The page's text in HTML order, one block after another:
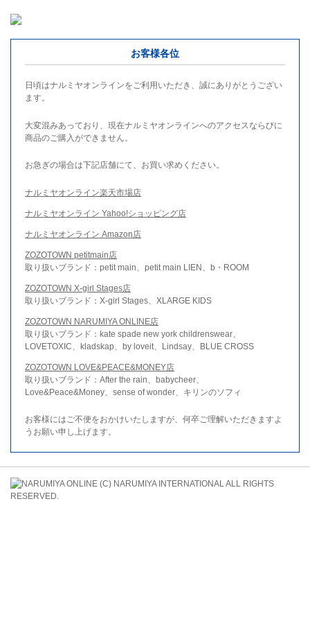
お客様各位
日頃はナルミヤオンラインをご利用いただき、誠にありがとうござい
ます。
大変混みあっており、現在ナルミヤオンラインへのアクセスならびに
商品のご購入ができません。
お急ぎの場合は下記店舗にて、お買い求めください。
ナルミヤオンライン楽天市場店
ナルミヤオンライン Yahoo!ショッピング店
ナルミヤオンライン Amazon店
ZOZOTOWN petitmain店
取り扱いブランド：petit main、petit main LIEN、b・ROOM
ZOZOTOWN X-girl Stages店
取り扱いブランド：X-girl Stages、XLARGE KIDS
ZOZOTOWN NARUMIYA ONLINE店
取り扱いブランド：kate spade new york childrenswear、
LOVETOXIC、kladskap、by loveit、Lindsay、BLUE CROSS
ZOZOTOWN LOVE&PEACE&MONEY店
取り扱いブランド：After the rain、babycheer、
Love&Peace&Money、sense of wonder、キリンのソフィ
お客様にはご不便をおかけいたしますが、何卒ご理解いただきますよ
うお願い申し上げます。